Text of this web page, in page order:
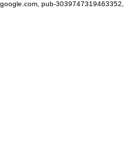
google.com, pub-